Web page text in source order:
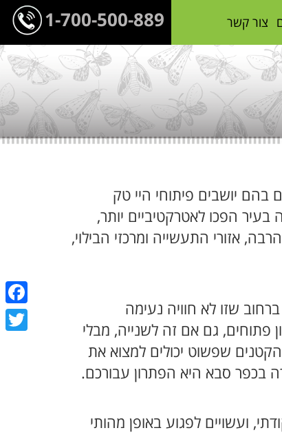
1-700-500-889 צור קשר
בהם יושבים פיתוחי היי טק
בעיר הפכו לאטרקטיביים יותר,
אזורי התעשייה ומרכזי הבילוי,
שזו לא חוויה נעימה
פתוחים, גם אם זה לשנייה, מבלי
שפשוט יכולים למצוא את
בכפר סבא היא הפתרון עבורכם.
ועשויים לפגוע באופן מהותי